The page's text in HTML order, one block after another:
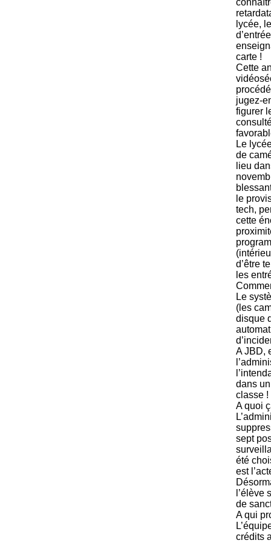
lycée,
carte !
Cette
jugez-
figurer
Le
de
lieu
le
tech,
cette
d’être
les
Le
(les
disque
A JBD,
dans
classe !
A quoi
sept
été
est
l’élève
de
A qui
crédits